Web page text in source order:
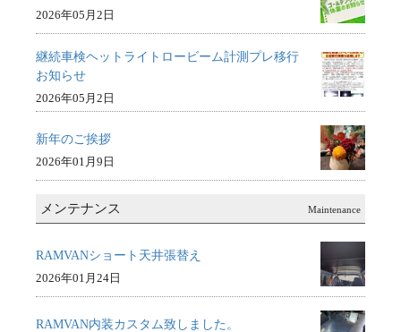
2026年05月2日
継続車検ヘットライトロービーム計測プレ移行
お知らせ
2026年05月2日
新年のご挨拶
2026年01月9日
メンテナンス Maintenance
RAMVANショート天井張替え
2026年01月24日
RAMVAN内装カスタム致しました。